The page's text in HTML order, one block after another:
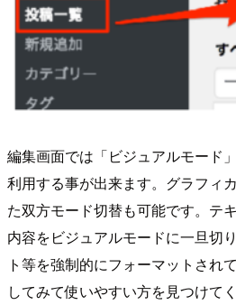
編集画面では「ビジュアルモード
利用する事が出来ます。グラフィ
た双方モード切替も可能です。テ
内容をビジュアルモードに一旦切
ト等を強制的にフォーマットされ
してみて使いやすい方を見つけてく